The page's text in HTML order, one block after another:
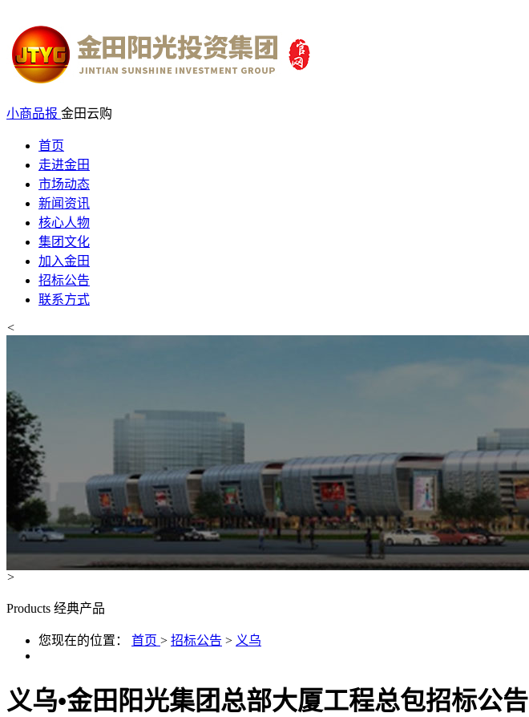
小商品报 金田云购
首页
走进金田
市场动态
新闻资讯
核心人物
集团文化
加入金田
招标公告
联系方式
<
>
Products 经典产品
您现在的位置： 首页 > 招标公告 > 义乌
义乌•金田阳光集团总部大厦工程总包招标公告